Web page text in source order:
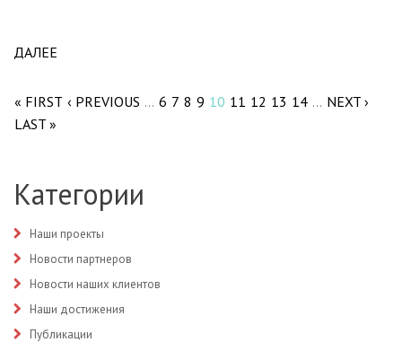
ДАЛЕЕ
« FIRST ‹ PREVIOUS … 6 7 8 9 10 11 12 13 14 … NEXT ›
LAST »
Категории
Наши проекты
Новости партнеров
Новости наших клиентов
Наши достижения
Публикации